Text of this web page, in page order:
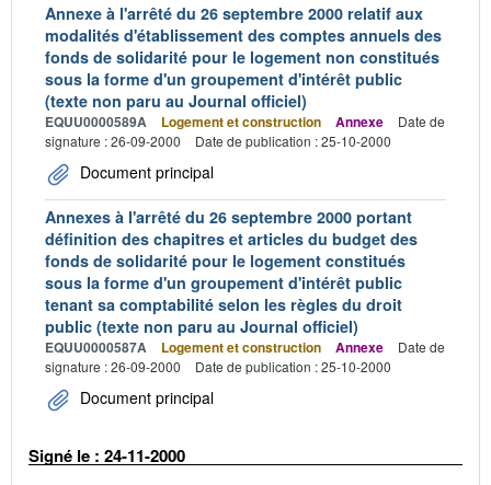
Annexe à l'arrêté du 26 septembre 2000 relatif aux
modalités d'établissement des comptes annuels des
fonds de solidarité pour le logement non constitués
sous la forme d'un groupement d'intérêt public
(texte non paru au Journal officiel)
EQUU0000589A Logement et construction Annexe
Date de
signature : 26-09-2000
Date de publication : 25-10-2000
Document principal
Annexes à l'arrêté du 26 septembre 2000 portant
définition des chapitres et articles du budget des
fonds de solidarité pour le logement constitués
sous la forme d'un groupement d'intérêt public
tenant sa comptabilité selon les règles du droit
public (texte non paru au Journal officiel)
EQUU0000587A Logement et construction Annexe
Date de
signature : 26-09-2000
Date de publication : 25-10-2000
Document principal
Signé le : 24-11-2000